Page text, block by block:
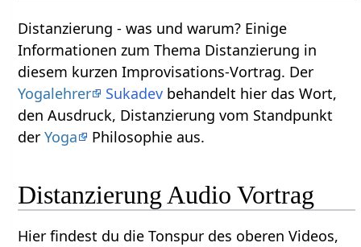
Distanzierung‏‎ - was und warum? Einige
Informationen zum Thema Distanzierung‏‎ in
diesem kurzen Improvisations-Vortrag. Der
Yogalehrer
Sukadev behandelt hier das Wort,
den Ausdruck, Distanzierung‏‎ vom Standpunkt
derYoga Philosophie aus.
Distanzierung‏‎ Audio Vortrag
Hier findest du die Tonspur des oberen Videos,